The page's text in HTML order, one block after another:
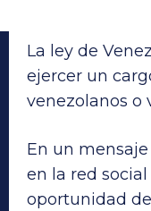
La ley de
ejercer un
venezolanos o
En un
en la red
oportunidad